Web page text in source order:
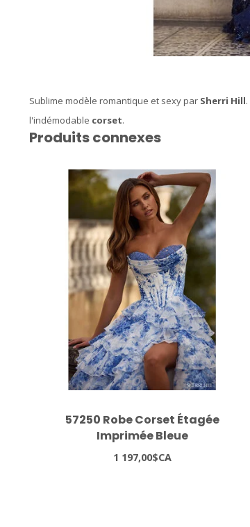
Sublime modèle romantique et sexy par Sherri Hill.
l'indémodable corset.
Produits connexes
57250 Robe Corset Étagée
Imprimée Bleue
1 197,00$CA